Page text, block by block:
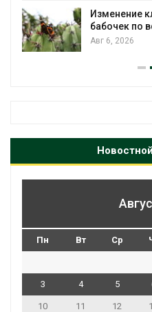
Изменение
бабочек по
Авг 6, 2026
Пн Вт Ср
3 4 5
10 11 12